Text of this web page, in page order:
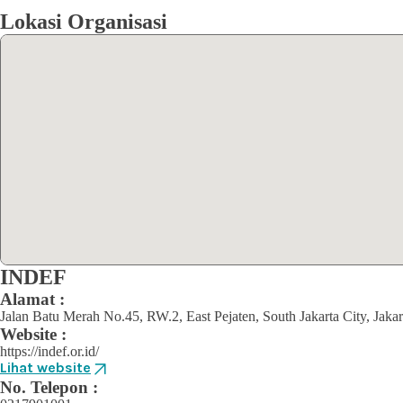
Lokasi Organisasi
INDEF
Alamat :
Jalan Batu Merah No.45, RW.2, East Pejaten, South Jakarta City,
Website :
https://indef.or.id/
Lihat website
No. Telepon :